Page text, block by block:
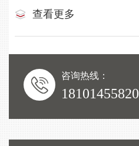
查看更多
咨询热线：
18101455820